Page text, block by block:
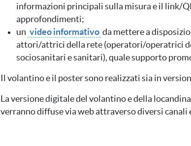
informazioni principali sulla misura e il link/
approfondimenti;
un video informativo da mettere a
attori/attrici della rete (operatori/operatrici
sociosanitari e sanitari), quale supporto
Il volantino e il poster sono realizzati sia in
La versione digitale del volantino e della
verranno diffuse via web attraverso diversi